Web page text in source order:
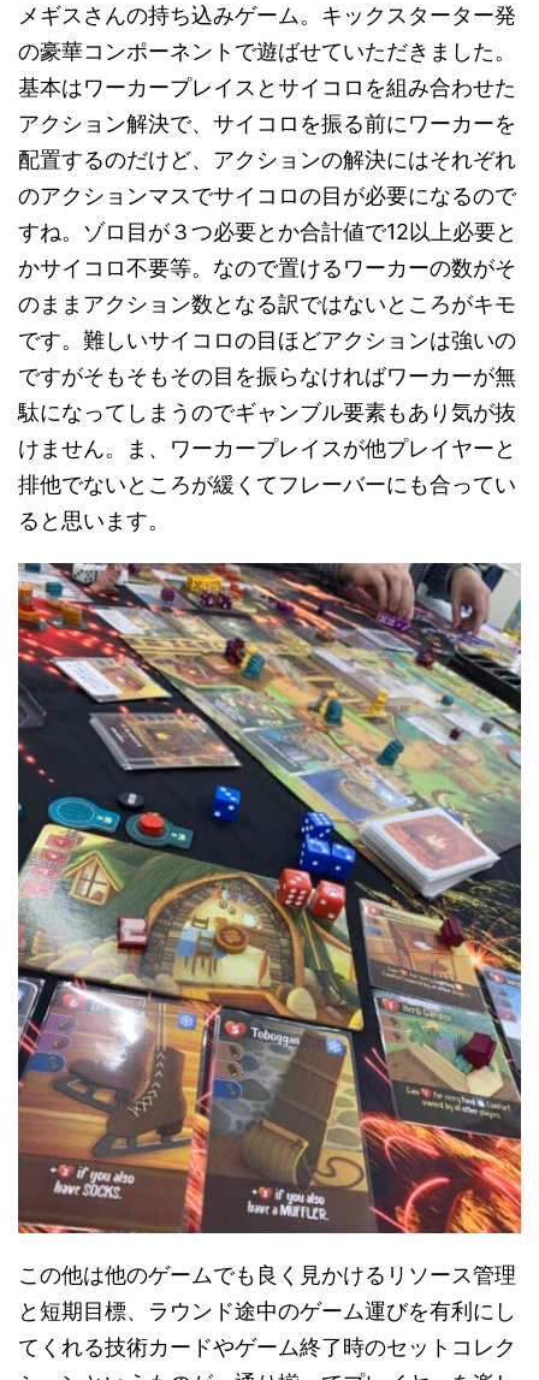
メギスさんの持ち込みゲーム。キックスターター発
の豪華コンポーネントで遊ばせていただきました。
基本はワーカープレイスとサイコロを組み合わせた
アクション解決で、サイコロを振る前にワーカーを
配置するのだけど、アクションの解決にはそれぞれ
のアクションマスでサイコロの目が必要になるので
すね。ゾロ目が３つ必要とか合計値で12以上必要と
かサイコロ不要等。なので置けるワーカーの数がそ
のままアクション数となる訳ではないところがキモ
です。難しいサイコロの目ほどアクションは強いの
ですがそもそもその目を振らなければワーカーが無
駄になってしまうのでギャンブル要素もあり気が抜
けません。ま、ワーカープレイスが他プレイヤーと
排他でないところが緩くてフレーバーにも合ってい
ると思います。
この他は他のゲームでも良く見かけるリソース管理
と短期目標、ラウンド途中のゲーム運びを有利にし
てくれる技術カードやゲーム終了時のセットコレク